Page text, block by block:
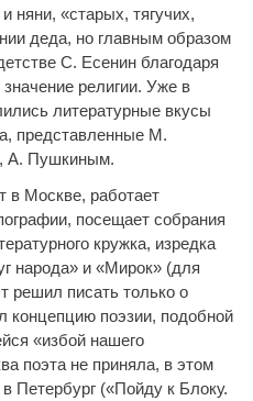
няни, «старых, тягучих,
деда, но главным образом
С. Есенин благодаря
религии. Уже в
литературные вкусы
представленные М.
А. Пушкиным.
в Москве, работает
посещает собрания
кружка, изредка
народа» и «Мирок» (для
решил писать только о
концепцию поэзии, подобной
«избой нашего
поэта не приняла, в этом
Петербург («Пойду к Блоку.